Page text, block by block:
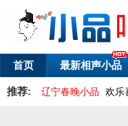
首页 最新相声小品
推荐: 辽宁春晚小品 欢乐